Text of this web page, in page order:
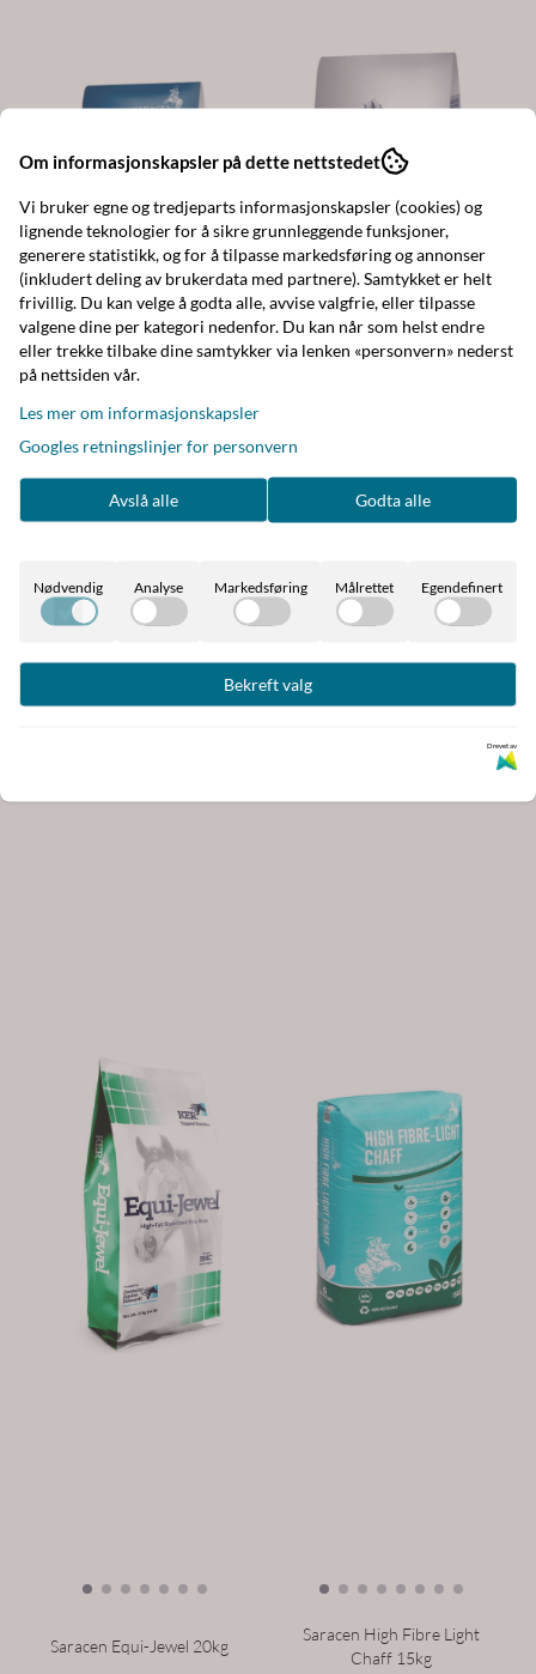
Saracen Horse & Pony
690,-
Saracen Equi-Jewel 20kg
Saracen High Fibre Light
Chaff 15kg
Om informasjonskapsler på dette nettstedet
Vi bruker egne og tredjeparts informasjonskapsler (cookies) og
lignende teknologier for å sikre grunnleggende funksjoner,
generere statistikk, og for å tilpasse markedsføring og annonser
(inkludert deling av brukerdata med partnere). Samtykket er helt
frivillig. Du kan velge å godta alle, avvise valgfrie, eller tilpasse
valgene dine per kategori nedenfor. Du kan når som helst endre
eller trekke tilbake dine samtykker via lenken «personvern» nederst
på nettsiden vår.
Les mer om informasjonskapsler
Googles retningslinjer for personvern
Avslå alle Godta alle
Nødvendig Analyse Markedsføring Målrettet Egendefinert
Bekreft valg
Drevet av